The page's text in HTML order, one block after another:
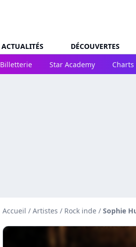
ACTUALITÉS DÉCOUVERTES
Billetterie
Star Academy
Accueil / Artistes / Rock inde / Sophie